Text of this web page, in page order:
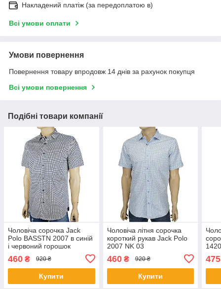
Накладений платіж (за передоплатою в)
Всі умови оплати
Умови повернення
Повернення товару впродовж 14 днів за рахунок покупця
Всі умови повернення
Подібні товари компанії
Чоловіча сорочка Jack
Polo BASSTN 2007 в синій
і червоний горошок
460 ₴ 920 ₴
Купити
Чоловіча літня сорочка
короткий рукав Jack Polo
2007 NK 03
460₴ 920 ₴
Купити
475